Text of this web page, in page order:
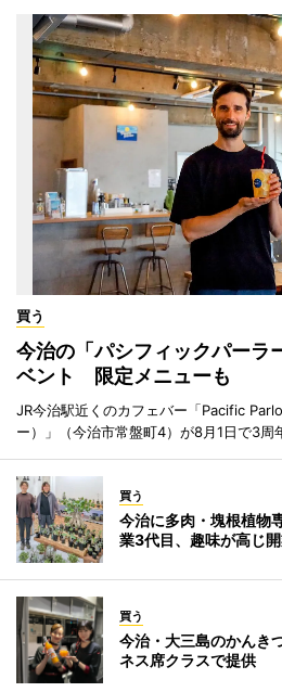
買う
今治の「パシフィックパーラ
ベント 限定メニューも
JR今治駅近くのカフェバー「Pacific
ー）」（今治市常盤町4）が8月1日で3周
買う
今治に多肉・塊根植
業3代目、趣味が高じ
買う
今治・大三島のかんき
ネス席クラスで提供